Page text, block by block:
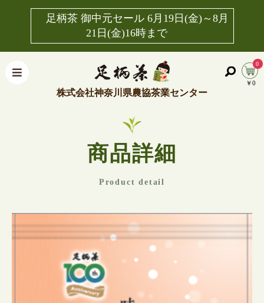
足柄茶 御中元セール 6月19日(金)～8月
21日(金)16時まで
株式会社神奈川県農協茶業センター
0
￥0
商品詳細
Product detail